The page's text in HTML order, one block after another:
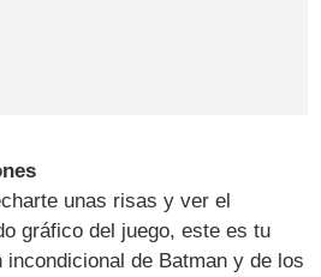
unas risas y ver el
gráfico del juego, este es tu
de Batman y de los